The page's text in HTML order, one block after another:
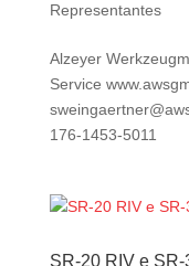
Representantes
Alzeyer
Service
176-1453-5011
SR-20 RIV e SR-